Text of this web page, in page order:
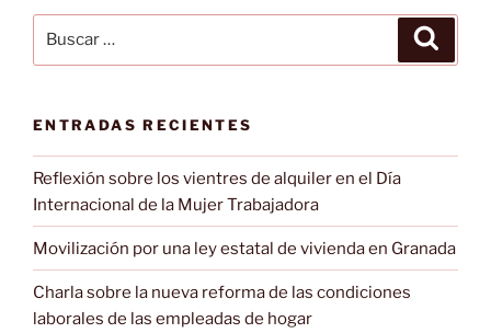
por:
ENTRADAS RECIENTES
Reflexión sobre los vientres de alquiler en el Día
Internacional de la Mujer Trabajadora
Movilización por una ley estatal de vivienda en Granada
Charla sobre la nueva reforma de las condiciones
laborales de las empleadas de hogar